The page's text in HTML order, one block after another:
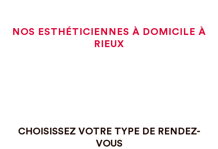
NOS ESTHÉTICIENNES À DOMICILE À
RIEUX
CHOISISSEZ VOTRE TYPE DE RENDEZ-
VOUS